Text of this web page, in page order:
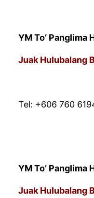
YM To’ Panglima
Juak Hulubalang
Tel: +606 760
YM To’ Panglima
Juak Hulubalang